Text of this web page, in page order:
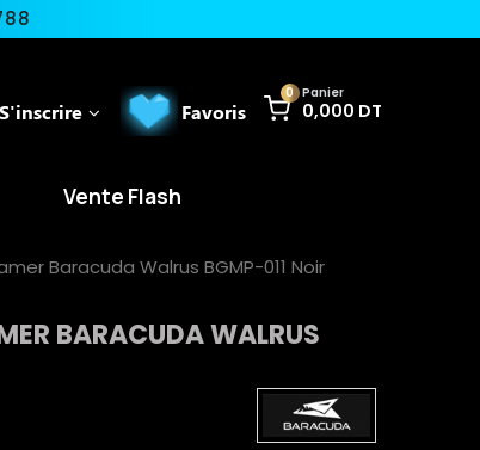
0 Panier
0,000 DT
Favoris
S'inscrire
Vente Flash
Baracuda Walrus BGMP-011 Noir
BARACUDA WALRUS